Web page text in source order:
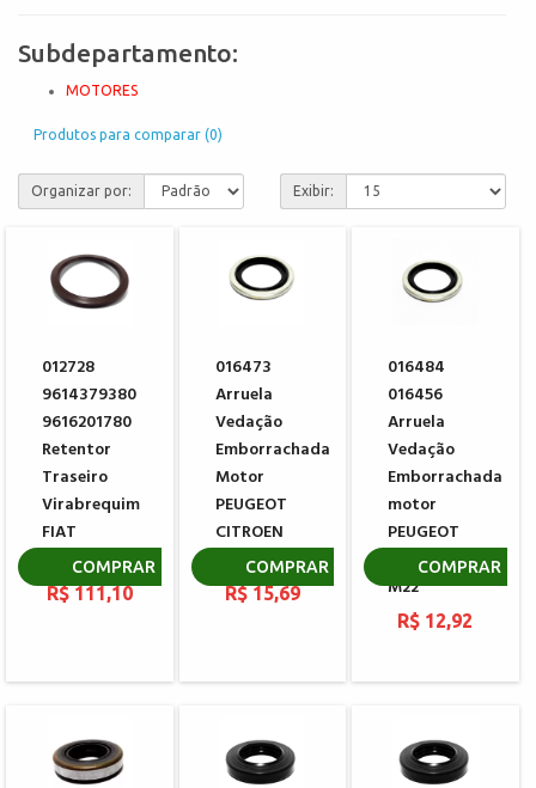
Subdepartamento:
MOTORES
Produtos para comparar (0)
Organizar por: Exibir:
012728
9614379380
9616201780
Retentor
Traseiro
Virabrequim
FIAT
DUCATO
R$ 111,10
COMPRAR
016473
Arruela
Vedação
Emborrachada
Motor
PEUGEOT
CITROEN
M24
R$ 15,69
COMPRAR
016484
016456
Arruela
Vedação
Emborrachada
motor
PEUGEOT
CITROEN
M22
R$ 12,92
COMPRAR